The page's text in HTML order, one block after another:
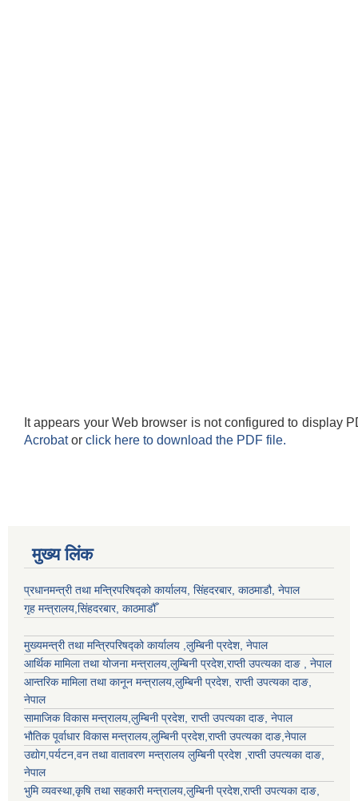
It appears your Web browser is not configured to display
Acrobator click here to download the PDF file.
मुख्य लिंक
प्रधानमन्त्री तथा मन्त्रिपरिषद्को कार्यालय, सिंहदरबार, काठमाडौ, नेपाल
गृह मन्त्रालय,सिंहदरबार, काठमाडौँ
मुख्यमन्त्री तथा मन्त्रिपरिषद्को कार्यालय ,लुम्बिनी प्रदेश, नेपाल
आर्थिक मामिला तथा योजना मन्त्रालय,लुम्बिनी प्रदेश,राप्ती उपत्यका दाङ , नेपाल
आन्तरिक मामिला तथा कानून मन्त्रालय,लुम्बिनी प्रदेश, राप्ती उपत्यका दाङ,
नेपाल
सामाजिक विकास मन्त्रालय,लुम्बिनी प्रदेश, राप्ती उपत्यका दाङ, नेपाल
भौतिक पूर्वाधार विकास मन्त्रालय,लुम्बिनी प्रदेश,राप्ती उपत्यका दाङ,नेपाल
उद्याेग,पर्यटन,वन तथा वातावरण मन्त्रालय लुम्बिनी प्रदेश ,राप्ती उपत्यका दाङ,
नेपाल
भुमि व्यवस्था,कृषि तथा सहकारी मन्त्रालय,लुम्बिनी प्रदेश,राप्ती उपत्यका दाङ,